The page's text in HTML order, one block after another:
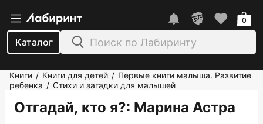
Каталог
0
Книги / Книги для детей / Первые книги малыша. Развитие
ребенка / Стихи и загадки для малышей
Отгадай, кто я?: Марина Астра